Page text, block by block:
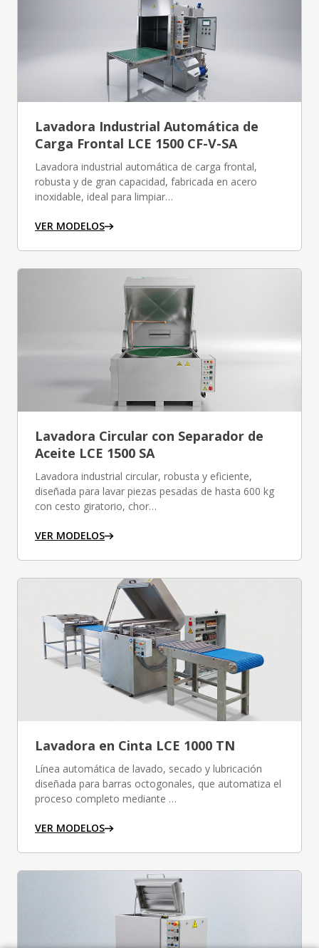
Lavadora Industrial Automática de
Carga Frontal LCE 1500 CF-V-SA
Lavadora industrial automática de carga frontal,
robusta y de gran capacidad, fabricada en acero
inoxidable, ideal para limpiar…
VER MODELOS
Lavadora Circular con Separador de
Aceite LCE 1500 SA
Lavadora industrial circular, robusta y eficiente,
diseñada para lavar piezas pesadas de hasta 600 kg
con cesto giratorio, chor…
VER MODELOS
Lavadora en Cinta LCE 1000 TN
Línea automática de lavado, secado y lubricación
diseñada para barras octogonales, que automatiza el
proceso completo mediante …
VER MODELOS